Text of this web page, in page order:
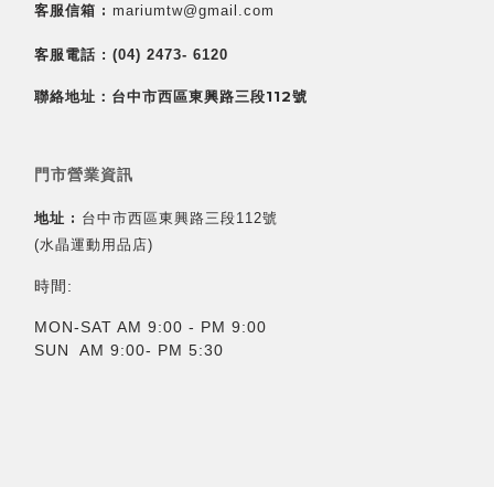
客服信箱 : mariumtw@gmail.com
客服電話 : (04) 2473- 6120
聯絡地址：台中市西區東興路三段112號
門市營業資訊
地址 : 台中市西區東興路三段112號
(水晶運動用品店)
時間:
MON-SAT AM 9:00 - PM 9:00
SUN AM 9:00- PM 5:30